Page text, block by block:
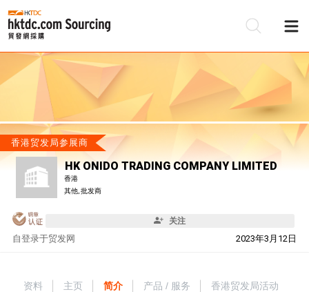
香港贸发局参展商
HK ONIDO TRADING COMPANY LIMITED
香港
其他, 批发商
关注
自 2023年3月12日
登录于贸发网
资料 主页 简介 产品 / 服务 香港贸发局活动